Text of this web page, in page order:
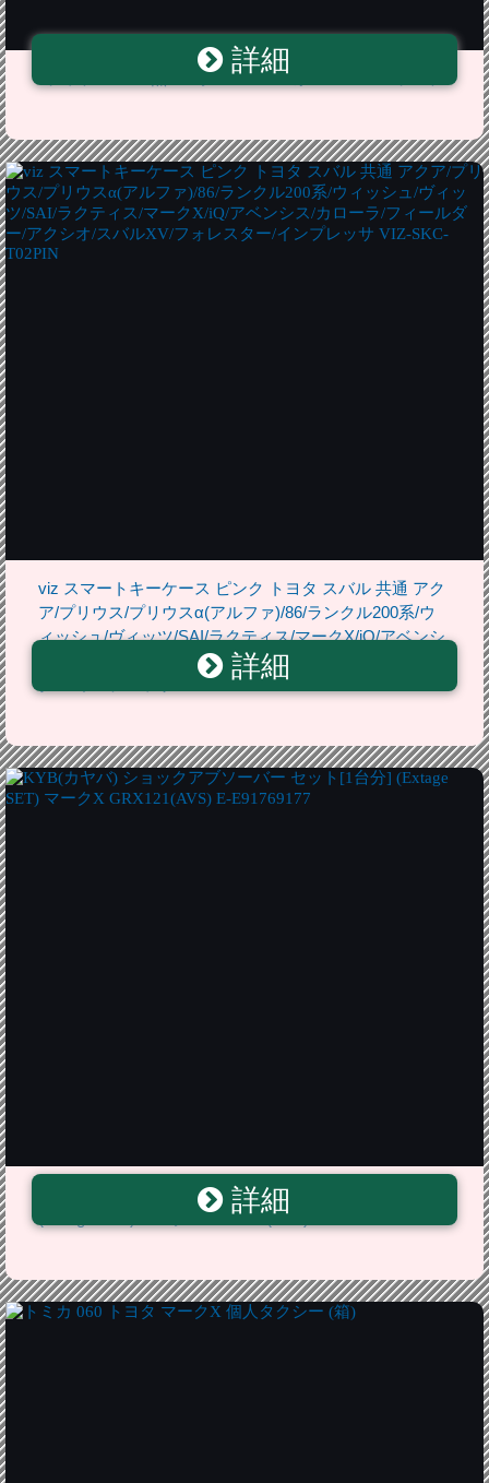
3チップSMD10点マークX GRX120系 LEDルームランプ
詳細
viz スマートキーケース ピンク トヨタ スバル 共通 アク
ア/プリウス/プリウスα(アルファ)/86/ランクル200系/ウ
ィッシュ/ヴィッツ/SAI/ラクティス/マークX/iQ/アベンシ
ス/カローラ/フィールダー/アクシオ/スバルXV/フォレス
ター/インプレッサ VIZ-SKC-T02PIN
詳細
KYB(カヤバ) ショックアブソーバー セット[1台分]
(Extage SET) マークX GRX121(AVS) E-E91769177
詳細